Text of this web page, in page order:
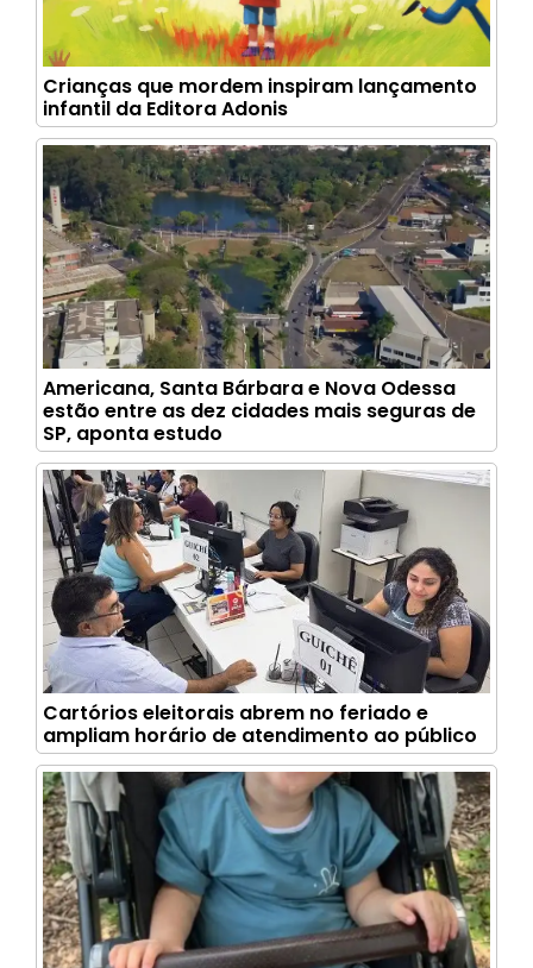
Crianças que mordem inspiram lançamento
infantil da Editora Adonis
Americana, Santa Bárbara e Nova Odessa
estão entre as dez cidades mais seguras de
SP, aponta estudo
Cartórios eleitorais abrem no feriado e
ampliam horário de atendimento ao público